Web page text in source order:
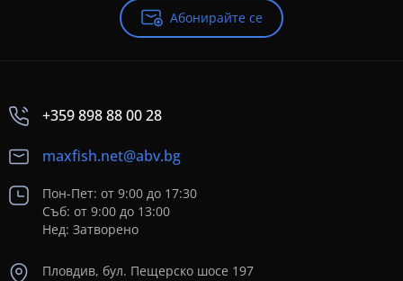
Абонирайте се
+359 898 88 00 28
maxfish.net@abv.bg
Пон-Пет: от 9:00 до 17:30
Съб: от 9:00 до 13:00
Нед: Затворено
Пловдив, бул. Пещерско шосе 197